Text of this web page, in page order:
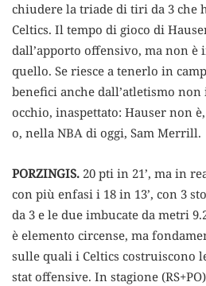
chiudere la triade di tiri da 3 che
Celtics. Il tempo di gioco di
dall’apporto offensivo, ma non è
quello. Se riesce a tenerlo in
benefici anche dall’atletismo
occhio, inaspettato: Hauser non
o, nella NBA di oggi, Sam Merrill.
PORZINGIS. 20 pti in 21’, ma in
con più enfasi i 18 in 13’, con 3
da 3 e le due imbucate da metri
è elemento circense, ma
sulle quali i Celtics costruiscono
stat offensive. In stagione